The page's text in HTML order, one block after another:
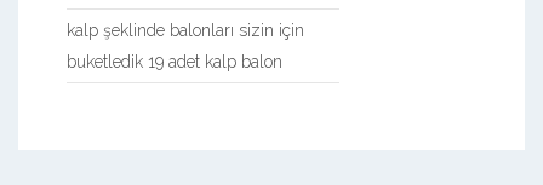
kalp şeklinde balonları sizin için
buketledik 19 adet kalp balon